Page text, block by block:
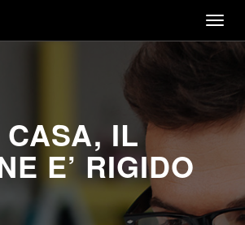
IL
E’ RIGIDO